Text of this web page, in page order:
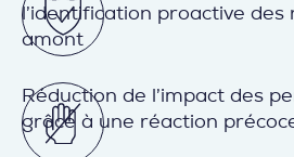
l’identification proactive des
amont
Réduction de l’impact des
grâce à une réaction